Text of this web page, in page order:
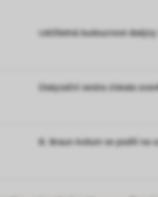
Udržitelná budoucnost
Dialyzační sestra získala
B. Braun Avitum se podílí na